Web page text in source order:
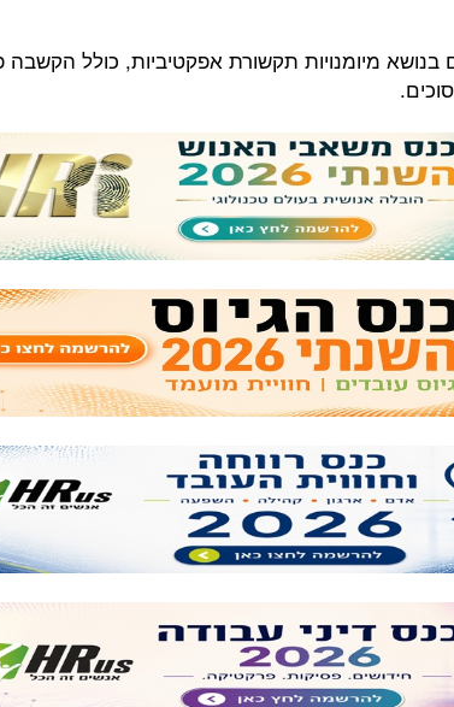
בנושא מיומנויות תקשורת אפקטיביות, כולל הקשבה